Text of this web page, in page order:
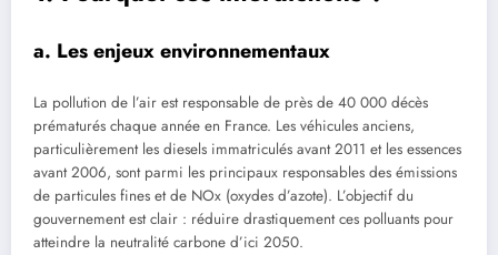
a. Les enjeux environnementaux
La pollution de l’air est responsable de près de 40 000 décès
prématurés chaque année en France. Les véhicules anciens,
particulièrement les diesels immatriculés avant 2011 et les essences
avant 2006, sont parmi les principaux responsables des émissions
de particules fines et de NOx (oxydes d’azote). L’objectif du
gouvernement est clair : réduire drastiquement ces polluants pour
atteindre la neutralité carbone d’ici 2050.